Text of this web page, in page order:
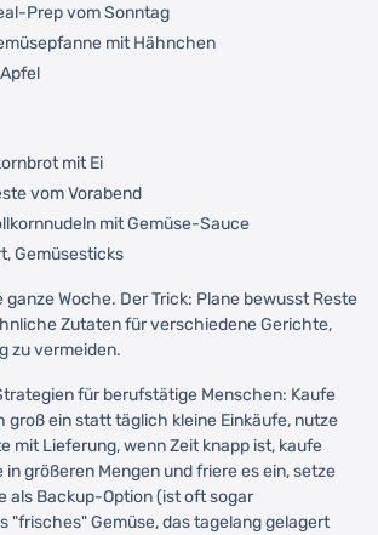
Prep vom Sonntag
mit Hähnchen
mit Ei
vom Vorabend
mit Gemüse-Sauce
Gemüsesticks
ganze Woche. Der Trick: Plane bewusst Reste
Zutaten für verschiedene Gerichte,
zu vermeiden.
für berufstätige Menschen: Kaufe
ein statt täglich kleine Einkäufe, nutze
mit Lieferung, wenn Zeit knapp ist, kaufe
in größeren Mengen und friere es ein, setze
als Backup-Option (ist oft sogar
"frisches" Gemüse, das tagelang gelagert